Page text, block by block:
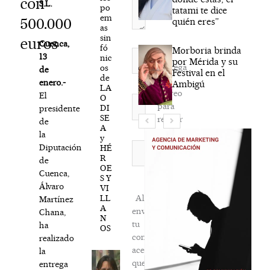
500.000
euros
S.L.
Cuenca,
13
de
enero.-
El
presidente
de
la
Diputación
de
Cuenca,
Álvaro
Martínez
Chana,
ha
realizado
la
entrega
po
em
as
sin
fó
nic
os
de
LA
O
DI
SE
A
y
HÉ
R
OE
S Y
VI
LL
A
N
OS
Nombre*
Correo
electrónico*
Agréga
mi
correo
para
recibir
la
newsletter
Al
enviar
tu
comentario,
aceptas
que
tatami te dice
quién eres”
Morboria brinda
por Mérida y su
Festival en el
Ambigú